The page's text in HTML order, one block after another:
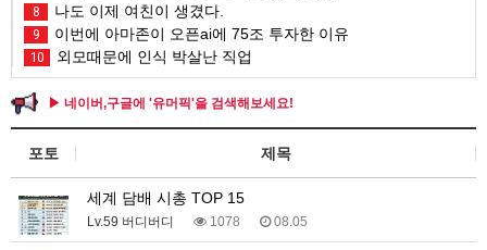
8 나도 이제 여친이 생겼다.
9 이번에 아마존이 오픈ai에 75조 투자한 이유
10 외모때문에 인식 박살난 직업
▶ 네이버,구글에 '유머픽'을 검색해보세요!
포토 제목
세계 담배 시총 TOP 15
Lv.59 버디버디 1078 08.05